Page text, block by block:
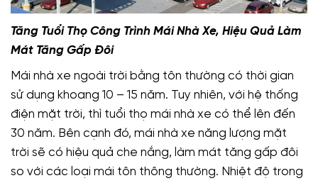
Tăng Tuổi Thọ Công Trình Mái Nhà Xe, Hiệu Quả Làm
Mát Tăng Gấp Đôi
Mái nhà xe ngoài trời bằng tôn thường có thời gian
sử dụng khoang 10 – 15 năm. Tuy nhiên, với hệ thống
điện mặt trời, thì tuổi thọ mái nhà xe có thể lên đến
30 năm. Bên cạnh đó, mái nhà xe năng lượng mặt
trời sẽ có hiệu quả che nắng, làm mát tăng gấp đôi
so với các loại mái tôn thông thường. Nhiệt độ trong